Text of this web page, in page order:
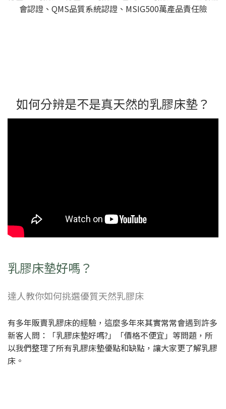
會認證、QMS品質系統認證、MSIG500萬產品責任險
如何分辨是不是真天然的乳膠床墊？
乳膠床墊好嗎？
達人教你如何挑選優質天然乳膠床
有多年販賣乳膠床的經驗，這麼多年來其實常常會遇到許多
新客人問：「乳膠床墊好嗎?」「價格不便宜」等問題，所
以我們整理了所有乳膠床墊優點和缺點，讓大家更了解乳膠
床。